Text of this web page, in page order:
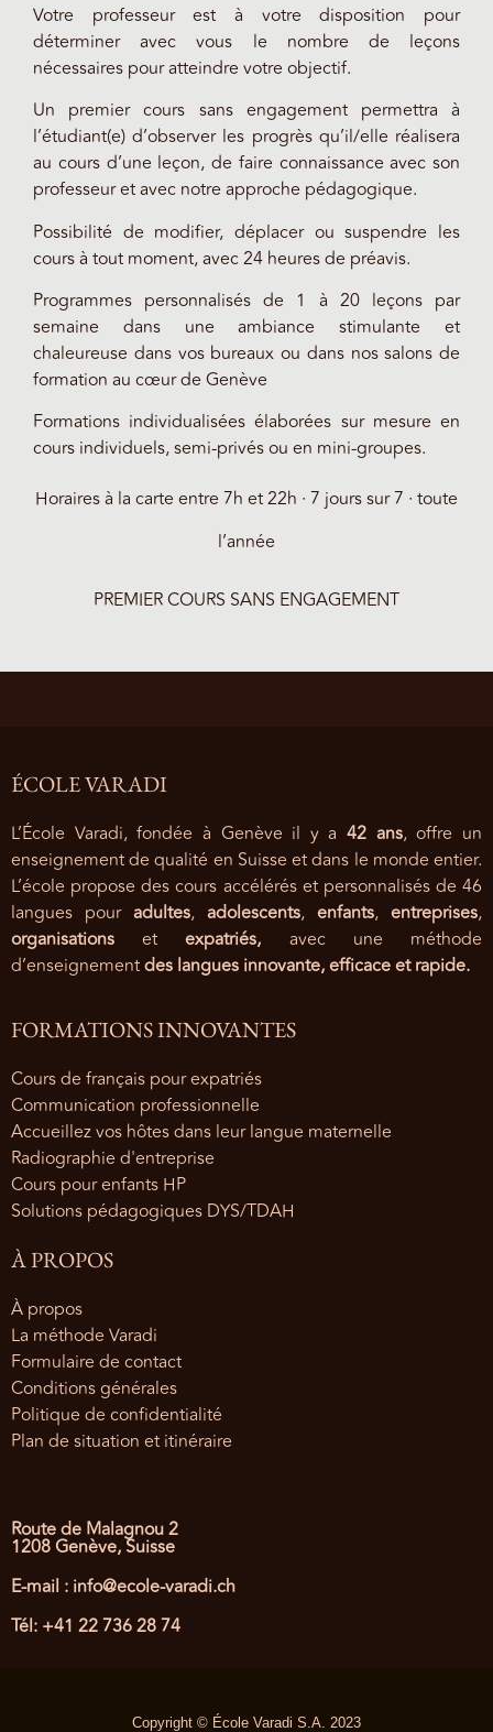
Votre professeur est à votre disposition pour
déterminer avec vous le nombre de leçons
nécessaires pour atteindre votre objectif.
Un premier cours sans engagement permettra à
l’étudiant(e) d’observer les progrès qu’il/elle réalisera
au cours d’une leçon, de faire connaissance avec son
professeur et avec notre approche pédagogique.
Possibilité de modifier, déplacer ou suspendre les
cours à tout moment, avec 24 heures de préavis.
Programmes personnalisés de 1 à 20 leçons par
semaine dans une ambiance stimulante et
chaleureuse dans vos bureaux ou dans nos salons de
formation au cœur de Genève
Formations individualisées élaborées sur mesure en
cours individuels, semi-privés ou en mini-groupes.
Horaires à la carte entre 7h et 22h · 7 jours sur 7 · toute
l’année
PREMIER COURS SANS ENGAGEMENT
ÉCOLE VARADI
L’École Varadi, fondée à Genève il y a42 ans, offre un
enseignement de qualité en Suisse et dans le monde entier.
L’école propose des cours accélérés et personnalisés de 46
langues pour adultes, adolescents, enfants, entreprises,
organisations etexpatriés, avec une méthode
d’enseignementdes langues innovante, efficace et rapide.
FORMATIONS INNOVANTES
Cours de français pour expatriés
Communication professionnelle
Accueillez vos hôtes dans leur langue maternelle
Radiographie d'entreprise
Cours pour enfants HP
Solutions pédagogiques DYS/TDAH
À PROPOS
À propos
La méthode Varadi
Formulaire de contact
Conditions générales
Politique de confidentialité
Plan de situation et itinéraire
Route de Malagnou 2
1208 Genève, Suisse
E-mail : info@ecole-varadi.ch
Tél: +41 22 736 28 74
Copyright © École Varadi S.A. 2023